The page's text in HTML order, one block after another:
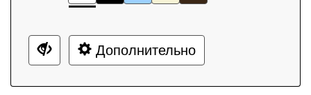
Дополнительно